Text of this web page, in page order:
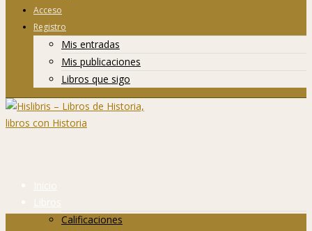
Acceso
Registro
Mis entradas
Mis publicaciones
Libros que sigo
Inicio
Libros
Calificaciones